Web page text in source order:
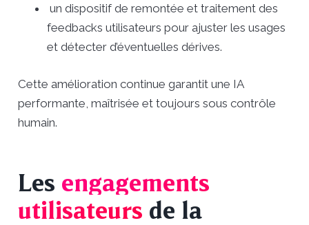
un dispositif de remontée et traitement des
feedbacks utilisateurs pour ajuster les usages
et détecter d’éventuelles dérives.
Cette amélioration continue garantit une IA
performante, maîtrisée et toujours sous contrôle
humain.
Les engagements
utilisateurs de la